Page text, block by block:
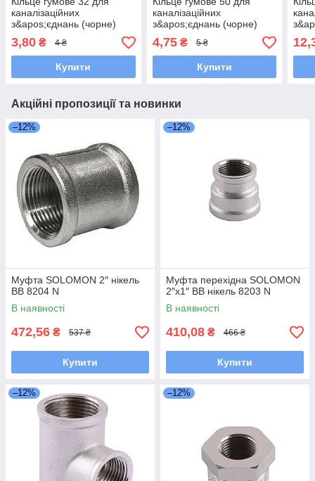
каналізаційних
з&apos;єднань (чорне)
3,80 ₴ 4 ₴
Купити
каналізаційних
з&apos;єднань (чорне)
4,75₴ 5 ₴
Купити
Акційні пропозиції та новинки
–12%
Муфта SOLOMON 2″ нікель
ВВ 8204 N
В наявності
472,56 ₴ 537 ₴
Купити
–12%
Муфта перехідна SOLOMON
2″х1″ ВВ нікель 8203 N
В наявності
410,08 ₴ 466 ₴
Купити
–12% –12%